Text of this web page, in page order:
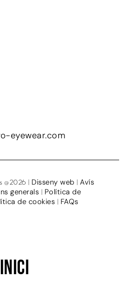
eyewear.com
@2026 | Disseny web | Avís
generals | Política de
de cookies | FAQs
Inici